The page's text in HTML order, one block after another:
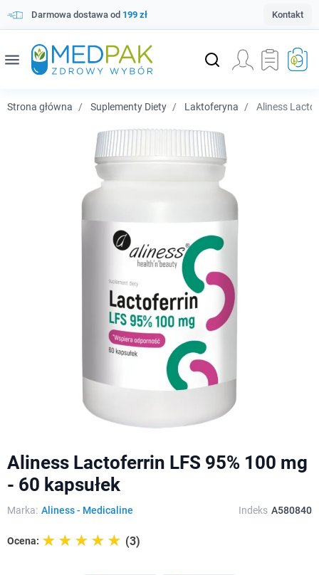
Darmowa dostawa od 199 zł Kontakt
menu
Strona główna Suplementy Diety Laktoferyna Aliness
Aliness Lactoferrin LFS 95% 100 mg
- 60 kapsułek
Marka: Aliness - Medicaline Indeks A580840
Ocena: ☆☆☆☆☆
★★★★★ (3)